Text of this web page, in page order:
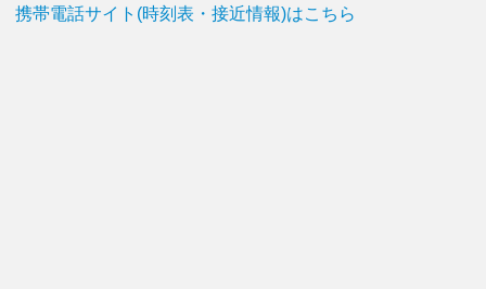
携帯電話サイト(時刻表・接近情報)はこちら